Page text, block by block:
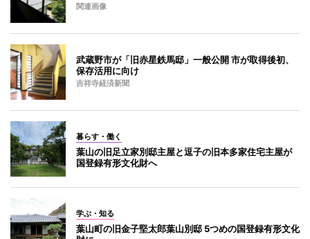
関連画像
武蔵野市が「旧赤星鉄馬邸」一般公開 市が取得後初、
保存活用に向け
吉祥寺経済新聞
暮らす・働く
葉山の旧足立家別邸主屋と逗子の旧本多家住宅主屋が
国登録有形文化財へ
学ぶ・知る
葉山町の旧金子堅太郎葉山別邸 5つめの国登録有形文化